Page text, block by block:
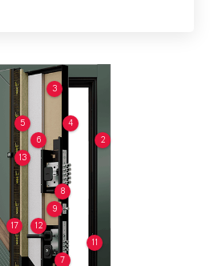
2
3
4
5
6
7
8
9
11
12
13
17